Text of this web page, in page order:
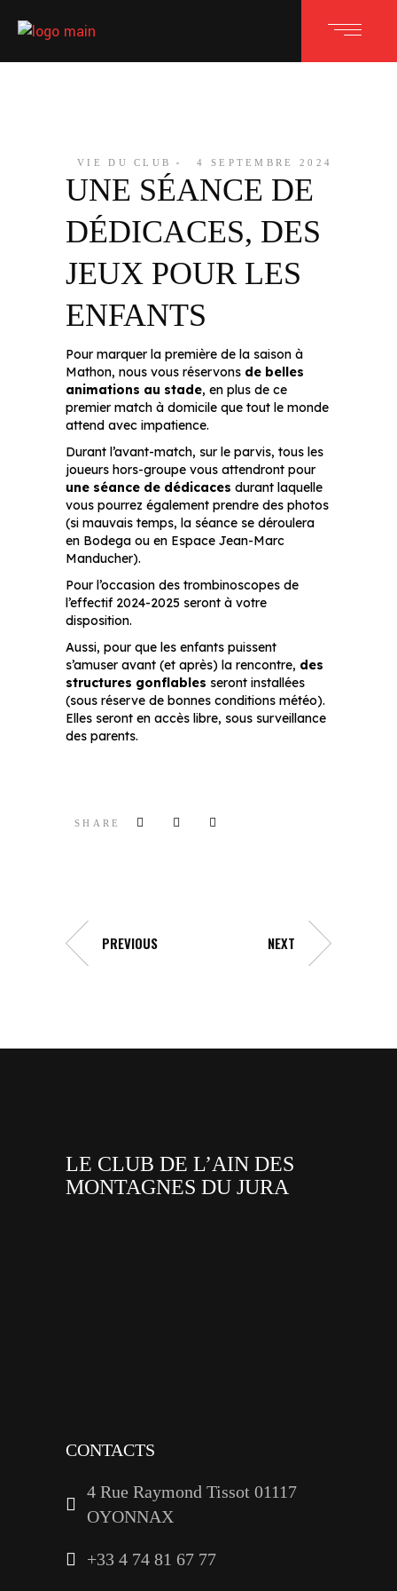
VIE DU CLUB 4 SEPTEMBRE 2024
UNE SÉANCE DE
DÉDICACES, DES
JEUX POUR LES
ENFANTS
Pour marquer la première de la saison à
Mathon, nous vous réservons de belles
animations au stade, en plus de ce
premier match à domicile que tout le monde
attend avec impatience.
Durant l’avant-match, sur le parvis, tous les
joueurs hors-groupe vous attendront pour
une séance de dédicaces durant laquelle
vous pourrez également prendre des photos
(si mauvais temps, la séance se déroulera
en Bodega ou en Espace Jean-Marc
Manducher).
Pour l’occasion des trombinoscopes de
l’effectif 2024-2025 seront à votre
disposition.
Aussi, pour que les enfants puissent
s’amuser avant (et après) la rencontre, des
structures gonflables seront installées
(sous réserve de bonnes conditions météo).
Elles seront en accès libre, sous surveillance
des parents.
SHARE
PREVIOUS NEXT
LE CLUB DE L’AIN DES
MONTAGNES DU JURA
CONTACTS
4 Rue Raymond Tissot 01117
OYONNAX
+33 4 74 81 67 77